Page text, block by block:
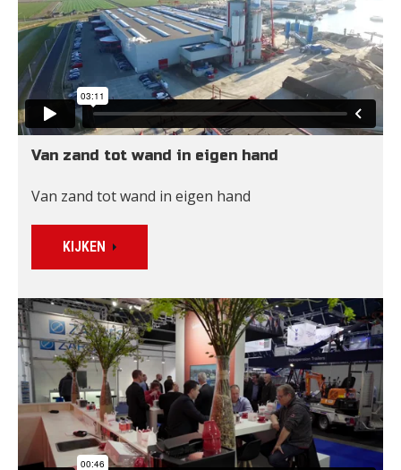
Van zand tot wand in eigen hand
Van zand tot wand in eigen hand
KIJKEN